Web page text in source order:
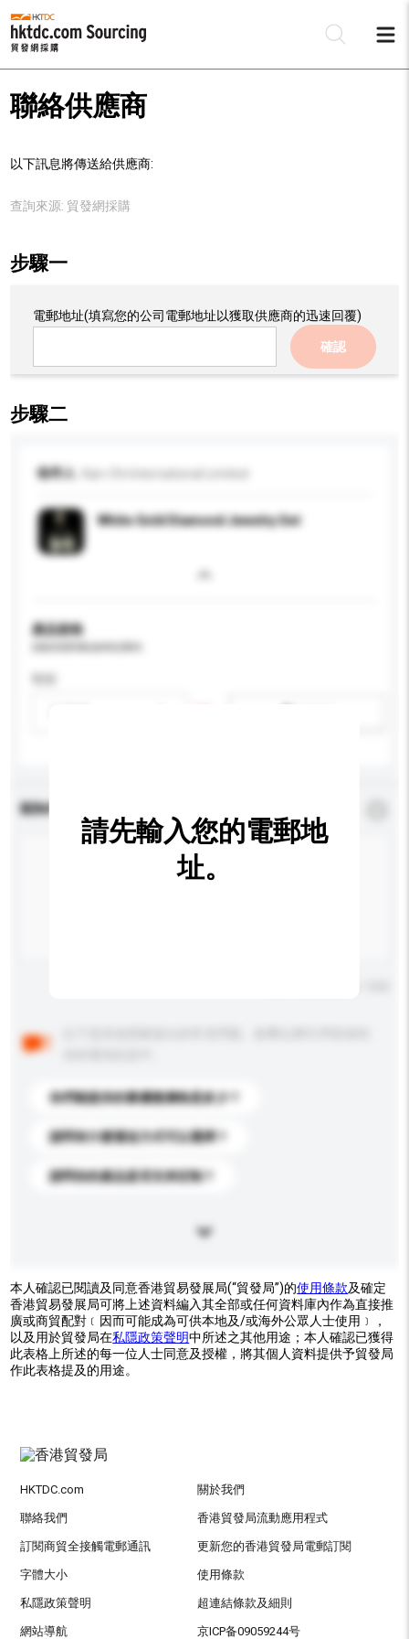
聯絡供應商
以下訊息將傳送給供應商:
查詢來源: 貿發網採購
步驟一
電郵地址(填寫您的公司電郵地址以獲取供應商的迅速回覆)
確認
步驟二
收件人
White Gold Diamond Jewelry Set
產品規格
查詢內容
你們能提供的最優惠價格是多少？
請問有什麼運送方式可以選擇？
請問你的產品是否支持定制？
請先輸入您的電郵地
址。
本人確認已閱讀及同意香港貿易發展局(“貿發局”)的使用條款及確定
香港貿易發展局可將上述資料編入其全部或任何資料庫內作為直接推
廣或商貿配對﹝因而可能成為可供本地及/或海外公眾人士使用﹞，
以及用於貿發局在私隱政策聲明中所述之其他用途；本人確認已獲得
此表格上所述的每一位人士同意及授權，將其個人資料提供予貿發局
作此表格提及的用途。
HKTDC.com 關於我們
聯絡我們 香港貿發局流動應用程式
訂閱商貿全接觸電郵通訊 更新您的香港貿發局電郵訂閱
字體大小 使用條款
私隱政策聲明 超連結條款及細則
網站導航 京ICP备09059244号